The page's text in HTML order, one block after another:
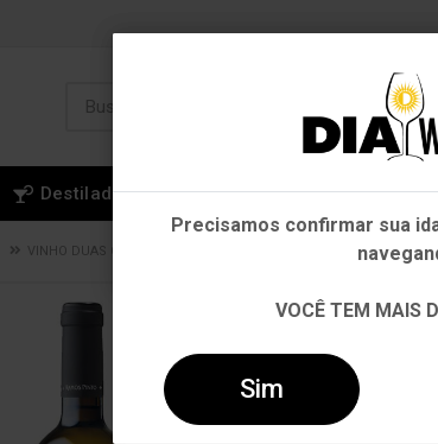
Destilados Cervejas Kits
VINHO DUAS QUINTAS BRANCO 750ML
Em que Estado você está?
Outros
Precisamos confirmar sua
VOCÊ TEM MAIS
Sim